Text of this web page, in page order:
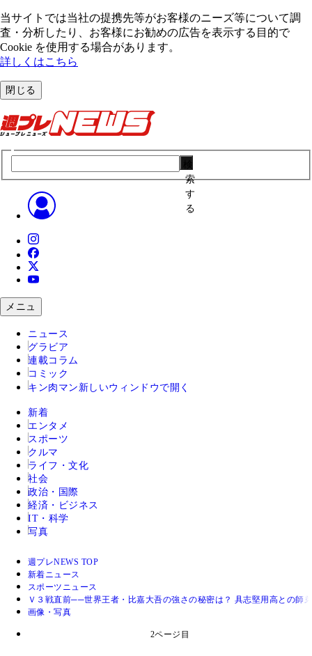
当サイトでは当社の提携先等がお客様のニーズ等について調
査・分析したり、お客様にお勧めの広告を表⽰する⽬的で
Cookie を使⽤する場合があります。
詳しくはこちら
閉じる
索
す
る
メニュ
ニュース
グラビア
連載コラム
コミック
キン肉マン 新しいウィンドウで開く
新着
エンタメ
スポーツ
クルマ
ライフ・文化
社会
政治・国際
経済・ビジネス
IT・科学
写真
週プレNEWS TOP
新着ニュース
スポーツニュース
Ｖ３戦直前──世界王者・比嘉大吾の強さの秘密は？ 具志堅用高との師
画像・写真
2ページ目